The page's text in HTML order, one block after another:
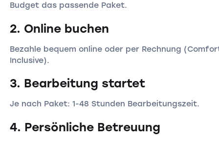
Budget das passende Paket.
2. Online buchen
Bezahle bequem online oder per Rechnung
Inclusive).
3. Bearbeitung startet
Je nach Paket: 1-48 Stunden Bearbeitungszeit.
4. Persönliche Betreuung